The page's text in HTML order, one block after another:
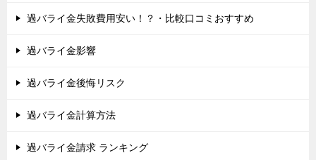
過バライ金失敗費用安い！？・比較口コミおすすめ
過バライ金影響
過バライ金後悔リスク
過バライ金計算方法
過バライ金請求 ランキング